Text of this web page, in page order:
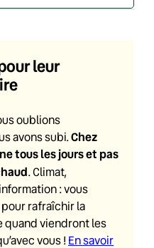
leur
oublions
avons subi.Chez
tous les jours et pas
. Climat,
: vous
rafraîchir la
quand viendront les
vous !En savoir